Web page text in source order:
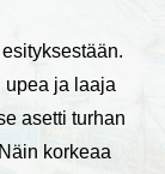
upea ja laaja
asetti turhan
korkeaa